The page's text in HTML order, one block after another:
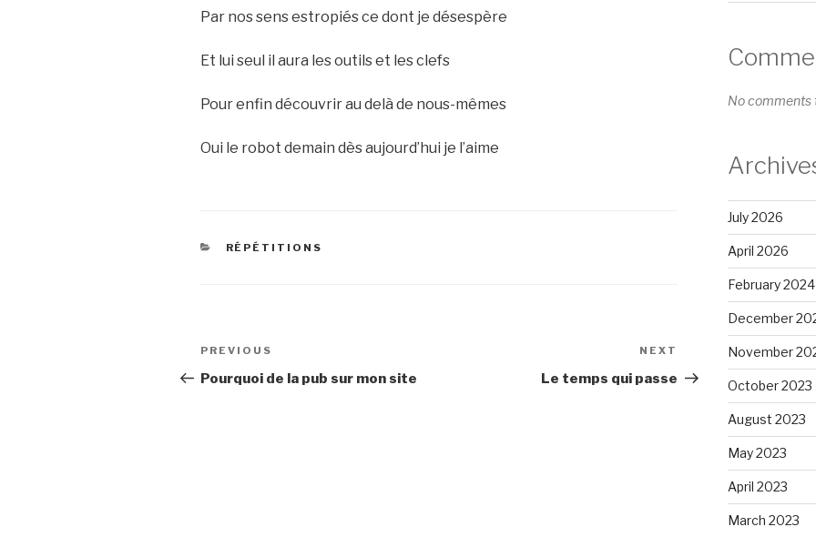
Par nos sens estropiés ce dont je désespère
Et lui seul il aura les outils et les clefs
Pour enfin découvrir au delà de nous-mêmes
Oui le robot demain dès aujourd’hui je l’aime
CATEGORIES
RÉPÉTITIONS
Post
navigation
Previous
Post
PREVIOUS
Pourquoi de la pub sur mon site
Post
NEXT
Le temps qui passe
No comments
July 2026
April 2026
February 2024
December
November
October 2023
August 2023
May 2023
April 2023
March 2023